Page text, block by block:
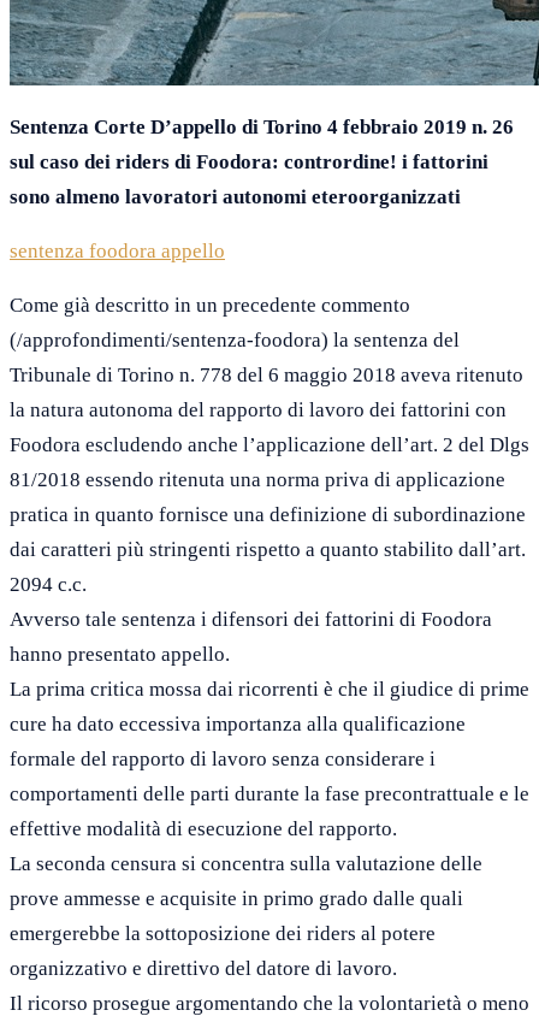
Sentenza Corte D’appello di Torino 4 febbraio 2019 n. 26
sul caso dei riders di Foodora: contrordine! i fattorini
sono almeno lavoratori autonomi eteroorganizzati
sentenza foodora appello
Come già descritto in un precedente commento
(/approfondimenti/sentenza-foodora) la sentenza del
Tribunale di Torino n. 778 del 6 maggio 2018 aveva ritenuto
la natura autonoma del rapporto di lavoro dei fattorini con
Foodora escludendo anche l’applicazione dell’art. 2 del Dlgs
81/2018 essendo ritenuta una norma priva di applicazione
pratica in quanto fornisce una definizione di subordinazione
dai caratteri più stringenti rispetto a quanto stabilito dall’art.
2094 c.c.
Avverso tale sentenza i difensori dei fattorini di Foodora
hanno presentato appello.
La prima critica mossa dai ricorrenti è che il giudice di prime
cure ha dato eccessiva importanza alla qualificazione
formale del rapporto di lavoro senza considerare i
comportamenti delle parti durante la fase precontrattuale e le
effettive modalità di esecuzione del rapporto.
La seconda censura si concentra sulla valutazione delle
prove ammesse e acquisite in primo grado dalle quali
emergerebbe la sottoposizione dei riders al potere
organizzativo e direttivo del datore di lavoro.
Il ricorso prosegue argomentando che la volontarietà o meno